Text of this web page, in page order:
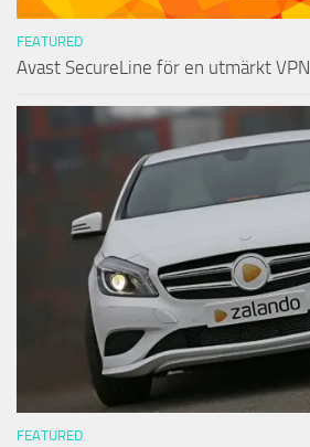
FEATURED
Avast SecureLine för en utmärkt VPN
FEATURED